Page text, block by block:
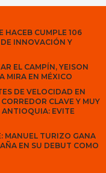
HACEB CUMPLE 106
INNOVACIÓN Y
EL CAMPÍN, YEISON
MIRA EN MÉXICO
DE VELOCIDAD EN
CLAVE Y MUY
EVITE
MANUEL TURIZO GANA
EN SU DEBUT COMO